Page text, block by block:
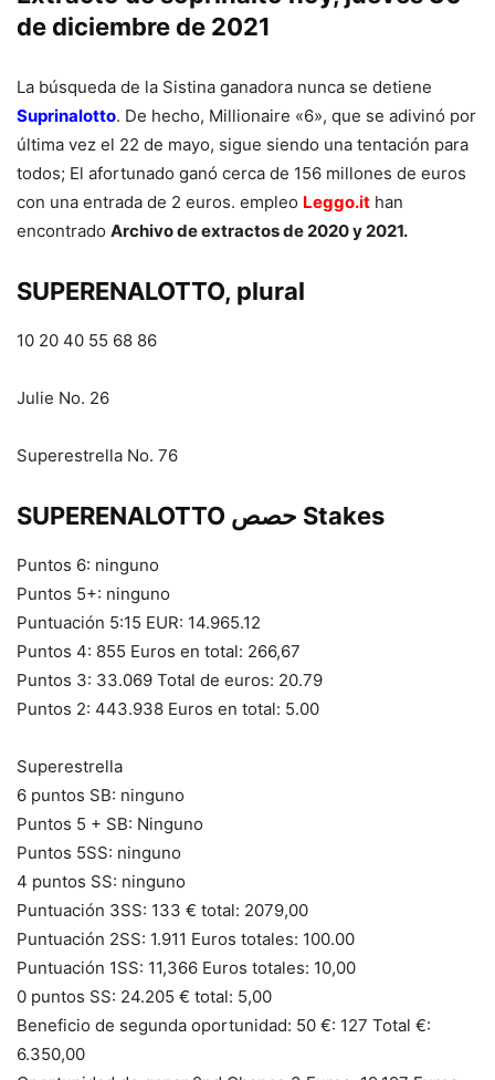
de diciembre de 2021
La búsqueda de la Sistina ganadora nunca se detiene
Suprinalotto. De hecho, Millionaire «6», que se adivinó por
última vez el 22 de mayo, sigue siendo una tentación para
todos; El afortunado ganó cerca de 156 millones de euros
con una entrada de 2 euros. empleo Leggo.it han
encontrado Archivo de extractos de 2020 y 2021.
SUPERENALOTTO, plural
10 20 40 55 68 86
Julie No. 26
Superestrella No. 76
SUPERENALOTTO حصص Stakes
Puntos 6: ninguno
Puntos 5+: ninguno
Puntuación 5:15 EUR: 14.965.12
Puntos 4: 855 Euros en total: 266,67
Puntos 3: 33.069 Total de euros: 20.79
Puntos 2: 443.938 Euros en total: 5.00
Superestrella
6 puntos SB: ninguno
Puntos 5 + SB: Ninguno
Puntos 5SS: ninguno
4 puntos SS: ninguno
Puntuación 3SS: 133 € total: 2079,00
Puntuación 2SS: 1.911 Euros totales: 100.00
Puntuación 1SS: 11,366 Euros totales: 10,00
0 puntos SS: 24.205 € total: 5,00
Beneficio de segunda oportunidad: 50 €: 127 Total €:
6.350,00